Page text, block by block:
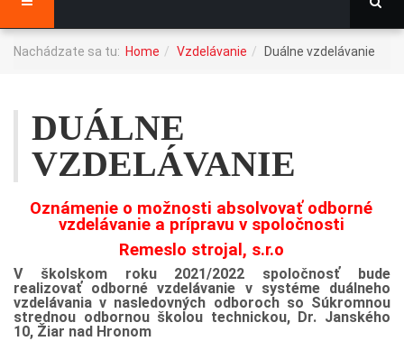
Nachádzate sa tu: Home Vzdelávanie Duálne vzdelávanie
DUÁLNE
VZDELÁVANIE
Oznámenie o možnosti absolvovať odborné
vzdelávanie a prípravu v spoločnosti
Remeslo strojal, s.r.o
V školskom roku 2021/2022 spoločnosť bude
realizovať odborné vzdelávanie v systéme duálneho
vzdelávania v nasledovných odboroch so Súkromnou
strednou odbornou školou technickou, Dr. Janského
10, Žiar nad Hronom